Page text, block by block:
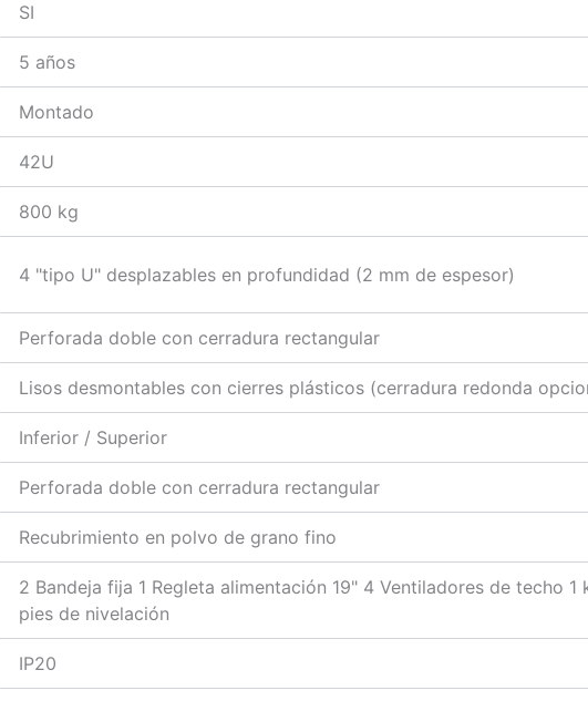
SI
5 años
Montado
42U
800 kg
4 "tipo U" desplazables en profundidad (2 mm de espesor)
Perforada doble con cerradura rectangular
Lisos desmontables con cierres plásticos (cerradura redonda
Inferior / Superior
Perforada doble con cerradura rectangular
Recubrimiento en polvo de grano fino
2 Bandeja fija 1 Regleta alimentación 19" 4 Ventiladores de techo
pies de nivelación
IP20